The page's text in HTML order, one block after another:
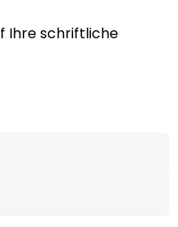
Ihre schriftliche